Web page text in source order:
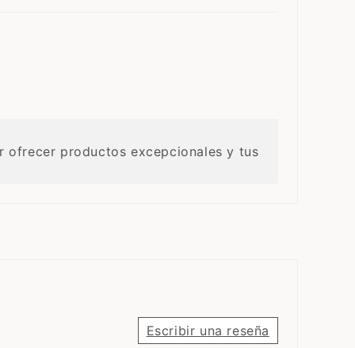
ofrecer productos excepcionales y tus
Escribir una reseña